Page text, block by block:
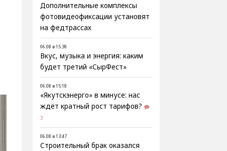
Дополнительные комплексы
фотовидеофиксации установят
на федтрассах
06.08 в 15:39
Вкус, музыка и энергия: каким
будет третий «СырФест»
06.08 в 15:18
«Якутскэнерго» в минусе: нас
ждёт кратный рост тарифов?
3
06.08 в 13:47
Строительный брак оказался